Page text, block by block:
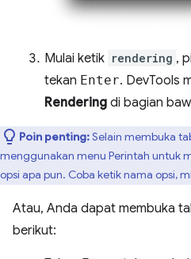
Mulai ketik rendering ,
tekan Enter. DevTools
Rendering di bagian
Poin penting:Selain membuka
menggunakan menu Perintah untuk
opsi apa pun. Coba ketik nama opsi,
Atau, Anda dapat membuka
berikut: